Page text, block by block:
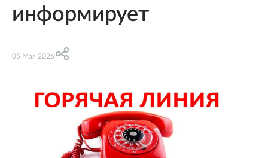
информирует
05 Мая 2026